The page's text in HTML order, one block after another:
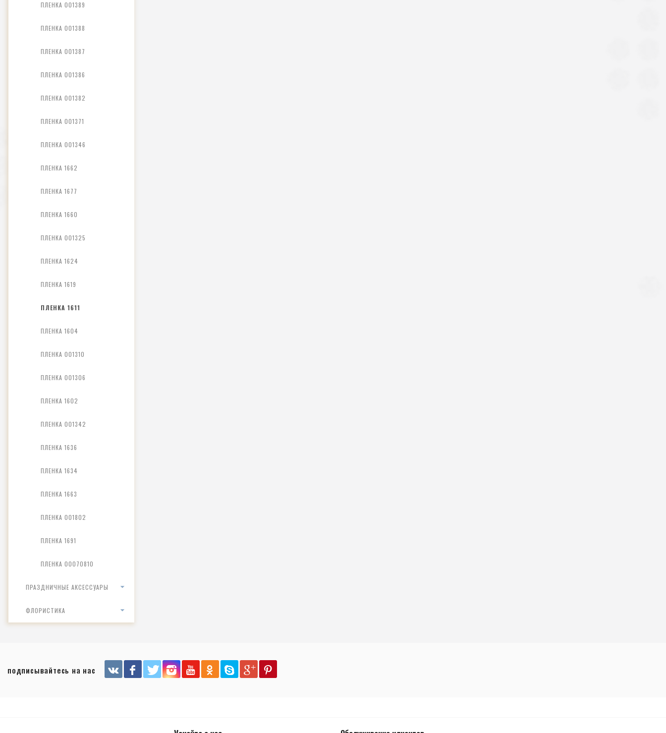
ПЛЕНКА 001389
ПЛЕНКА 001388
ПЛЕНКА 001387
ПЛЕНКА 001386
ПЛЕНКА 001382
ПЛЕНКА 001371
ПЛЕНКА 001346
ПЛЕНКА 1662
ПЛЕНКА 1677
ПЛЕНКА 1660
ПЛЕНКА 001325
ПЛЕНКА 1624
ПЛЕНКА 1619
ПЛЕНКА 1611
ПЛЕНКА 1604
ПЛЕНКА 001310
ПЛЕНКА 001306
ПЛЕНКА 1602
ПЛЕНКА 001342
ПЛЕНКА 1636
ПЛЕНКА 1634
ПЛЕНКА 1663
ПЛЕНКА 001802
ПЛЕНКА 1691
ПЛЕНКА 00070810
ПРАЗДНИЧНЫЕ АКСЕССУАРЫ
ФЛОРИСТИКА
подписывайтесь на нас